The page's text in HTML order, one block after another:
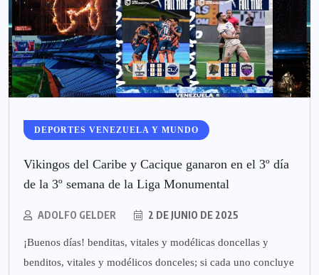
DEPORTES VENEZUELA Y MUNDO
Vikingos del Caribe y Cacique ganaron en el 3º día
de la 3º semana de la Liga Monumental
ADOLFO GELDER 2 DE JUNIO DE 2025
¡Buenos días! benditas, vitales y modélicas doncellas y
benditos, vitales y modélicos donceles; si cada uno concluye